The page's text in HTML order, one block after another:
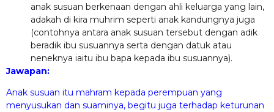
anak susuan berkenaan dengan ahli keluarga yang lain,
adakah di kira muhrim seperti anak kandungnya juga
(contohnya antara anak susuan tersebut dengan adik
beradik ibu susuannya serta dengan datuk atau
neneknya iaitu ibu bapa kepada ibu susuannya).
Jawapan:
Anak susuan itu mahram kepada perempuan yang
menyusukan dan suaminya, begitu juga terhadap keturunan